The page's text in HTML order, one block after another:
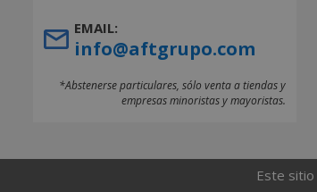
EMAIL:
info@aftgrupo.com
*Abstenerse particulares, sólo venta a tiendas y
empresas minoristas y mayoristas.
Este